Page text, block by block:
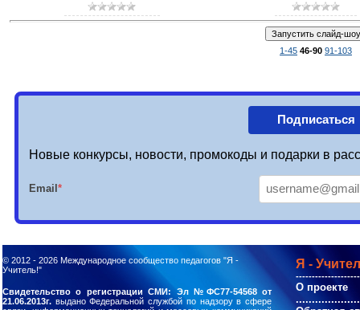
1-45 46-90 91-103
Подписаться
Новые конкурсы, новости, промокоды и подарки в
Email *
© 2012 - 2026 Международное сообщество педагогов "Я -
Учитель!"
Я -
О проекте
Свидетельство о регистрации СМИ: Эл №ФС77-54568 от
21.06.2013г. выдано Федеральной службой по надзору в сфере